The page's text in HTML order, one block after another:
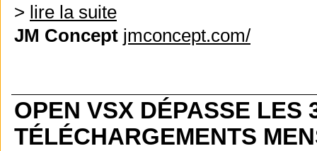
> lire la suite
JM Concept jmconcept.com/
OPEN VSX DÉPASSE LES
TÉLÉCHARGEMENTS